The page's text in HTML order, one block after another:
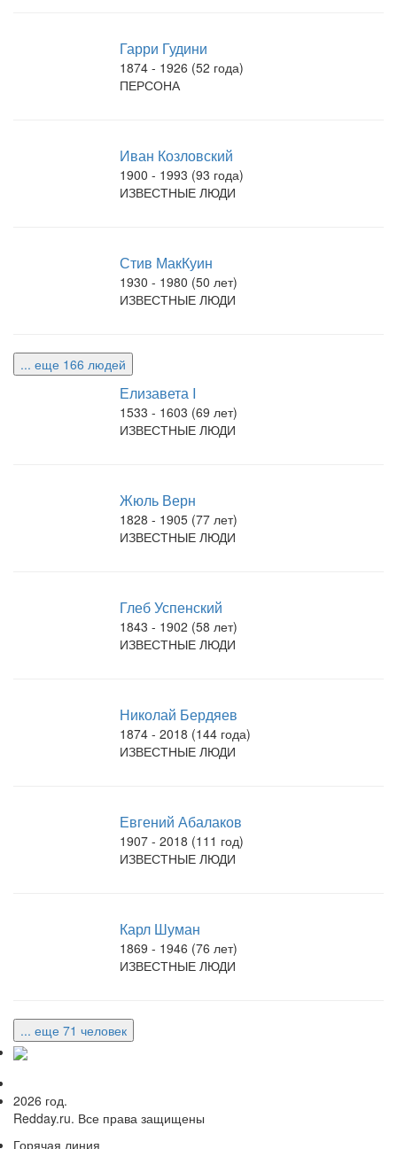
Гарри Гудини
1874 - 1926 (52 года)
ПЕРСОНА
Иван Козловский
1900 - 1993 (93 года)
ИЗВЕСТНЫЕ ЛЮДИ
Стив МакКуин
1930 - 1980 (50 лет)
ИЗВЕСТНЫЕ ЛЮДИ
... еще 166 людей
Елизавета I
1533 - 1603 (69 лет)
ИЗВЕСТНЫЕ ЛЮДИ
Жюль Верн
1828 - 1905 (77 лет)
ИЗВЕСТНЫЕ ЛЮДИ
Глеб Успенский
1843 - 1902 (58 лет)
ИЗВЕСТНЫЕ ЛЮДИ
Николай Бердяев
1874 - 2018 (144 года)
ИЗВЕСТНЫЕ ЛЮДИ
Евгений Абалаков
1907 - 2018 (111 год)
ИЗВЕСТНЫЕ ЛЮДИ
Карл Шуман
1869 - 1946 (76 лет)
ИЗВЕСТНЫЕ ЛЮДИ
... еще 71 человек
2026 год.
Redday.ru. Все права защищены
Горячая линия